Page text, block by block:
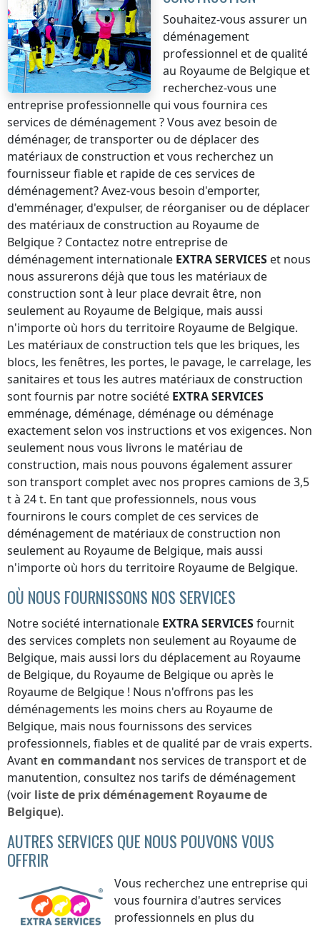
Souhaitez-vous assurer un
déménagement
professionnel et de qualité
au Royaume de Belgique et
recherchez-vous une
entreprise professionnelle qui vous fournira ces
services de déménagement ? Vous avez besoin de
déménager, de transporter ou de déplacer des
matériaux de construction et vous recherchez un
fournisseur fiable et rapide de ces services de
déménagement? Avez-vous besoin d'emporter,
d'emménager, d'expulser, de réorganiser ou de déplacer
des matériaux de construction au Royaume de
Belgique? Contactez notre entreprise de
déménagement internationale EXTRA SERVICES et nous
nous assurerons déjà que tous les matériaux de
construction sont à leur place devrait être, non
seulementau Royaume de Belgique, mais aussi
n'importe où hors du territoire Royaume de Belgique.
Les matériaux de construction tels que les briques, les
blocs, les fenêtres, les portes, le pavage, le carrelage, les
sanitaires et tous les autres matériaux de construction
sont fournis par notre société EXTRA SERVICES
emménage, déménage, déménage ou déménage
exactement selon vos instructions et vos exigences. Non
seulement nous vous livrons le matériau de
construction, mais nous pouvons également assurer
son transport complet avec nos propres camions de 3,5
t à 24 t. En tant que professionnels, nous vous
fournirons le cours complet de ces services de
déménagement de matériaux de construction non
seulementau Royaume de Belgique, mais aussi
n'importe où hors du territoire Royaume de Belgique.
OÙ NOUS FOURNISSONS NOS SERVICES
Notre société internationale EXTRA SERVICESfournit
des services complets non seulementau Royaume de
Belgique, mais aussi lors du déplacementau Royaume
de Belgique, du Royaume de Belgique ou après le
Royaume de Belgique ! Nous n'offrons pas les
déménagements les moins chers au Royaume de
Belgique, mais nous fournissons des services
professionnels, fiables et de qualité par de vrais experts.
Avanten commandant nos services de transport et de
manutention, consultez nos tarifs de déménagement
(voir liste de prixdéménagement Royaume de
Belgique).
AUTRES SERVICES QUE NOUS POUVONS VOUS
OFFRIR
Vous recherchez une entreprise qui
vous fournira d'autres services
professionnels en plus du